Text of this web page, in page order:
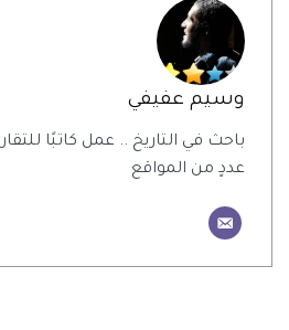
وسيم عفيفي
باحث في التاريخ .. عمل كاتبًا
عددٍ من المواقع